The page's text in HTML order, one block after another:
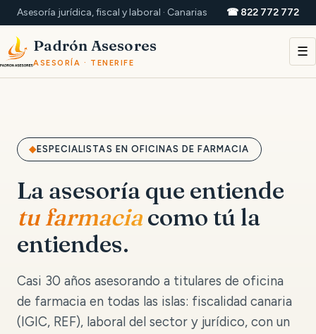
Asesoría jurídica, fiscal y laboral · Canarias ☎ 822 772 772
Padrón Asesores
ASESORÍA · TENERIFE
☰
ESPECIALISTAS EN OFICINAS DE FARMACIA
La asesoría que entiende
tu farmaciacomo tú la
entiendes.
Casi 30 años asesorando a titulares de oficina
de farmacia en todas las islas: fiscalidad canaria
(IGIC, REF), laboral del sector y jurídico, con un